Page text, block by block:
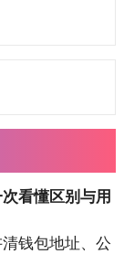
看懂区别与用
钱包地址、公